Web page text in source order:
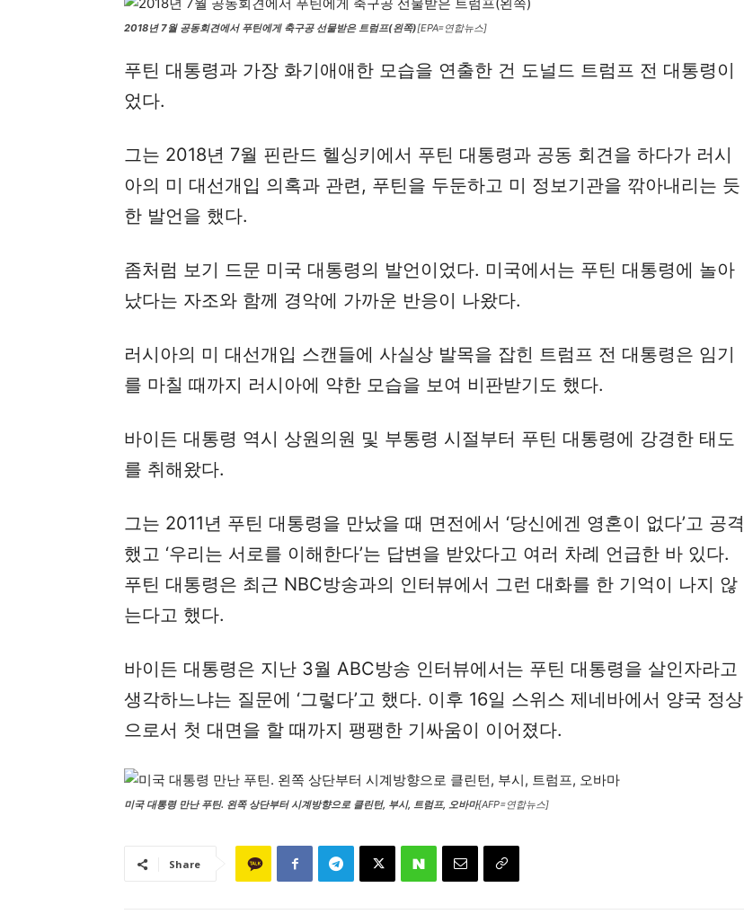
2018년 7월 공동회견에서 푸틴에게 축구공 선물받은 트럼프(왼쪽)[EPA=연합뉴스]
푸틴 대통령과 가장 화기애애한 모습을 연출한 건 도널드 트럼프 전 대통령이
었다.
그는 2018년 7월 핀란드 헬싱키에서 푸틴 대통령과 공동 회견을 하다가 러시
아의 미 대선개입 의혹과 관련, 푸틴을 두둔하고 미 정보기관을 깎아내리는 듯
한 발언을 했다.
좀처럼 보기 드문 미국 대통령의 발언이었다. 미국에서는 푸틴 대통령에 놀아
났다는 자조와 함께 경악에 가까운 반응이 나왔다.
러시아의 미 대선개입 스캔들에 사실상 발목을 잡힌 트럼프 전 대통령은 임기
를 마칠 때까지 러시아에 약한 모습을 보여 비판받기도 했다.
바이든 대통령 역시 상원의원 및 부통령 시절부터 푸틴 대통령에 강경한 태도
를 취해왔다.
그는 2011년 푸틴 대통령을 만났을 때 면전에서 ‘당신에겐 영혼이 없다’고 공격
했고 ‘우리는 서로를 이해한다’는 답변을 받았다고 여러 차례 언급한 바 있다.
푸틴 대통령은 최근 NBC방송과의 인터뷰에서 그런 대화를 한 기억이 나지 않
는다고 했다.
바이든 대통령은 지난 3월 ABC방송 인터뷰에서는 푸틴 대통령을 살인자라고
생각하느냐는 질문에 ‘그렇다’고 했다. 이후 16일 스위스 제네바에서 양국 정상
으로서 첫 대면을 할 때까지 팽팽한 기싸움이 이어졌다.
미국 대통령 만난 푸틴. 왼쪽 상단부터 시계방향으로 클린턴, 부시, 트럼프, 오바마[AFP=연합뉴스]
Share